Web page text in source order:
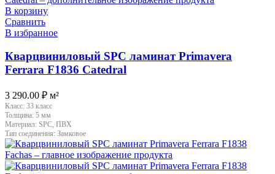
В корзину
Сравнить
В избранное
Кварцвиниловый SPC ламинат Primavera
Ferrara F1836 Catedral
3 290.00 ₽ м²
Класс: 33 класс
Толщина: 5 мм
Материал: SPC, ПВХ
Тип соединения: Замковое